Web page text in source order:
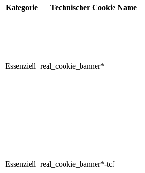
Kategorie Technischer Cookie Name
Essenziell real_cookie_banner*
Essenziell real_cookie_banner*-tcf